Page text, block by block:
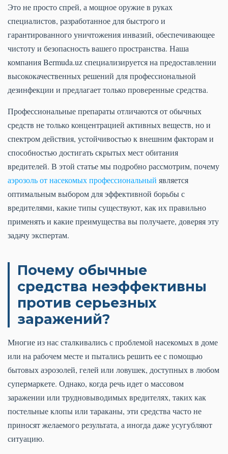
Это не просто спрей, а мощное оружие в руках
специалистов, разработанное для быстрого и
гарантированного уничтожения инвазий, обеспечивающее
чистоту и безопасность вашего пространства. Наша
компания Bermuda.uz специализируется на предоставлении
высококачественных решений для профессиональной
дезинфекции и предлагает только проверенные средства.
Профессиональные препараты отличаются от обычных
средств не только концентрацией активных веществ, но и
спектром действия, устойчивостью к внешним факторам и
способностью достигать скрытых мест обитания
вредителей. В этой статье мы подробно рассмотрим, почему
аэрозоль от насекомых профессиональный является
оптимальным выбором для эффективной борьбы с
вредителями, какие типы существуют, как их правильно
применять и какие преимущества вы получаете, доверяя эту
задачу экспертам.
Почему обычные
средства неэффективны
против серьезных
заражений?
Многие из нас сталкивались с проблемой насекомых в доме
или на рабочем месте и пытались решить ее с помощью
бытовых аэрозолей, гелей или ловушек, доступных в любом
супермаркете. Однако, когда речь идет о массовом
заражении или трудновыводимых вредителях, таких как
постельные клопы или тараканы, эти средства часто не
приносят желаемого результата, а иногда даже усугубляют
ситуацию.